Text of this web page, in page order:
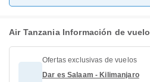
Air Tanzania Información de vuelo
Ofertas exclusivas de vuelos
Dar es Salaam - Kilimanjaro